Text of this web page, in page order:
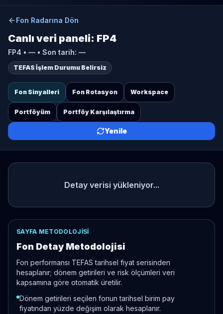
Fon Radarına Dön
Canlı veri paneli: FP4
FP4 • — • Son tarih: —
TEFAS İşlem Durumu Belirsiz
Fon Sinyalleri Fon Rotasyon Workspace
Portföyüm Portföy Karşılaştırma
Yenile
Detay verisi yükleniyor...
SAYFA METODOLOJISI
Fon Detay Metodolojisi
Fon performansı TEFAS tarihsel fiyat serisinden
hesaplanır; dönem getirileri ve risk ölçümleri veri
kapsamına göre otomatik üretilir.
Dönem getirileri seçilen fonun tarihsel birim pay
fiyatından yüzde değişim olarak hesaplanır.